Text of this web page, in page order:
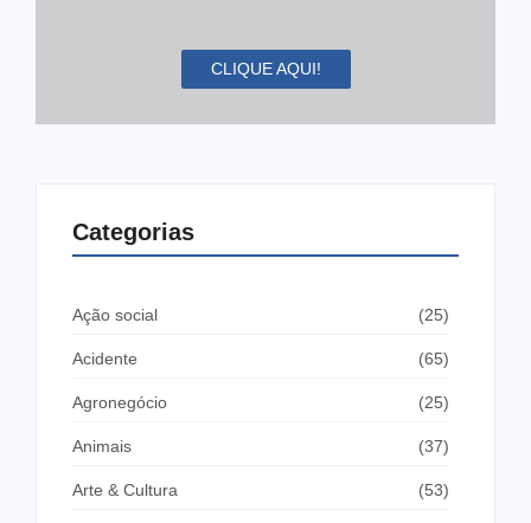
CLIQUE AQUI!
Categorias
Ação social (25)
Acidente (65)
Agronegócio (25)
Animais (37)
Arte & Cultura (53)